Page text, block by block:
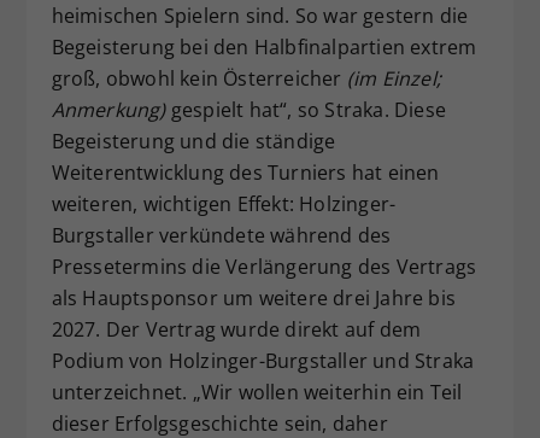
heimischen Spielern sind. So war gestern die
Begeisterung bei den Halbfinalpartien extrem
groß, obwohl kein Österreicher (im Einzel;
Anmerkung)gespielt hat“, so Straka. Diese
Begeisterung und die ständige
Weiterentwicklung des Turniers hat einen
weiteren, wichtigen Effekt: Holzinger-
Burgstaller verkündete während des
Pressetermins die Verlängerung des Vertrags
als Hauptsponsor um weitere drei Jahre bis
2027. Der Vertrag wurde direkt auf dem
Podium von Holzinger-Burgstaller und Straka
unterzeichnet. „Wir wollen weiterhin ein Teil
dieser Erfolgsgeschichte sein, daher